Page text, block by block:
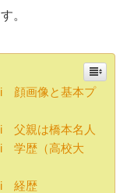
。
顔画像と基本プ
父親は橋本名人
学歴（高校大
経歴